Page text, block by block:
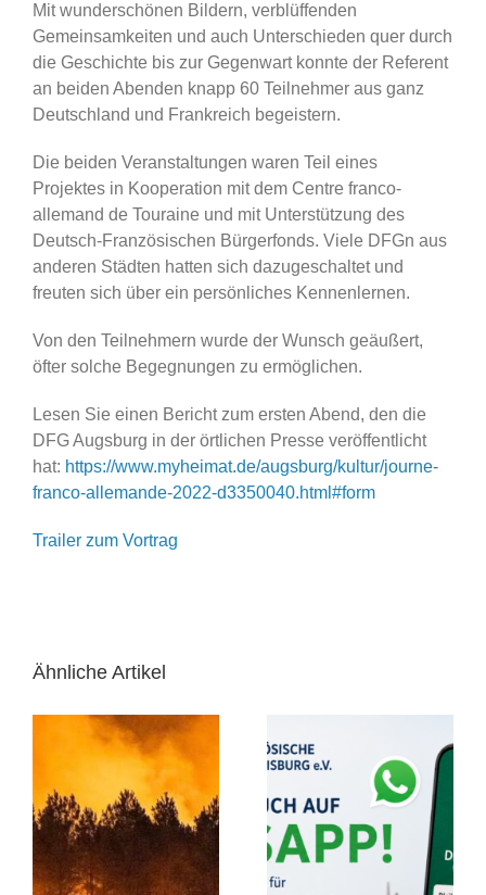
Mit wunderschönen Bildern, verblüffenden
Gemeinsamkeiten und auch Unterschieden quer durch
die Geschichte bis zur Gegenwart konnte der Referent
an beiden Abenden knapp 60 Teilnehmer aus ganz
Deutschland und Frankreich begeistern.
Die beiden Veranstaltungen waren Teil eines
Projektes in Kooperation mit dem Centre franco-
allemand de Touraine und mit Unterstützung des
Deutsch-Französischen Bürgerfonds. Viele DFGn aus
anderen Städten hatten sich dazugeschaltet und
freuten sich über ein persönliches Kennenlernen.
Von den Teilnehmern wurde der Wunsch geäußert,
öfter solche Begegnungen zu ermöglichen.
Lesen Sie einen Bericht zum ersten Abend, den die
DFG Augsburg in der örtlichen Presse veröffentlicht
hat: https://www.myheimat.de/augsburg/kultur/journe-
franco-allemande-2022-d3350040.html#form
Trailer zum Vortrag
Ähnliche Artikel